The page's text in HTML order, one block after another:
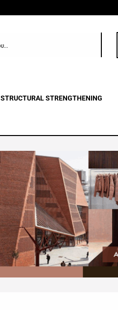
STRUCTURAL STRENGTHENING